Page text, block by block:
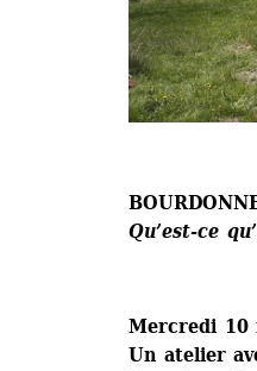
Qu’est-ce
Mercredi 10
Un atelier